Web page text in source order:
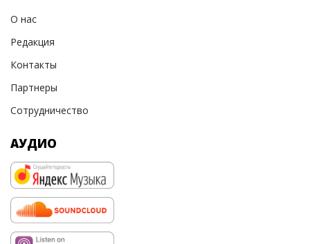
О нас
Редакция
Контакты
Партнеры
Сотрудничество
АУДИО